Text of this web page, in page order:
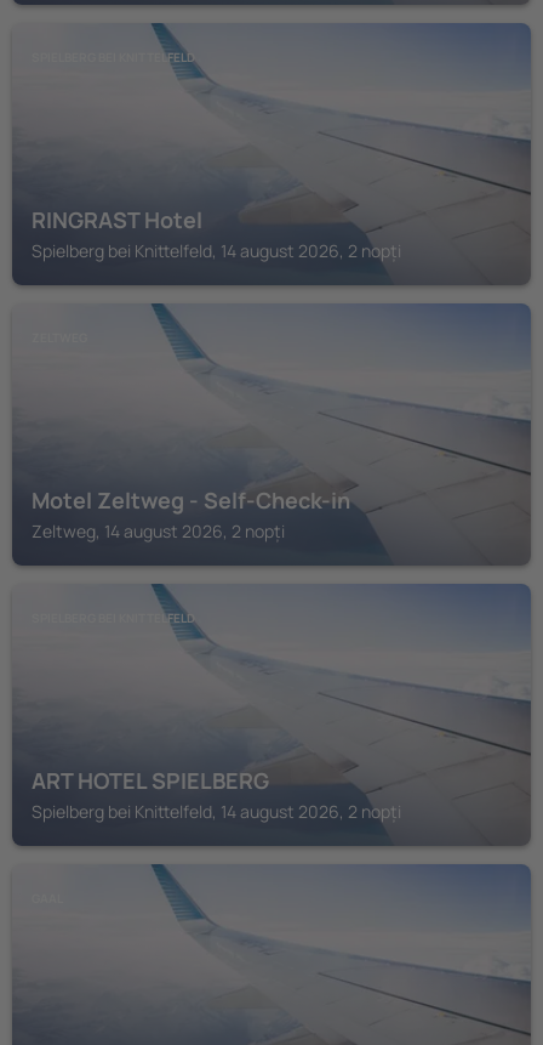
SPIELBERG BEI KNITTELFELD
RINGRAST Hotel
Spielberg bei Knittelfeld, 14 august 2026, 2 nopți
Motel Zeltweg - Self-Check-in
Zeltweg, 14 august 2026, 2 nopți
SPIELBERG BEI KNITTELFELD
ART HOTEL SPIELBERG
Spielberg bei Knittelfeld, 14 august 2026, 2 nopți